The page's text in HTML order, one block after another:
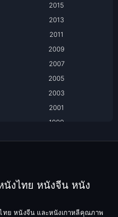
Story เรื่องจริง
ตลก
2015
2013
2011
2009
2007
2005
2003
2001
1999
1991
1987
นังไทย หนังจีน หนัง
ทย หนังจีน และหนังเกาหลีคุณภาพ